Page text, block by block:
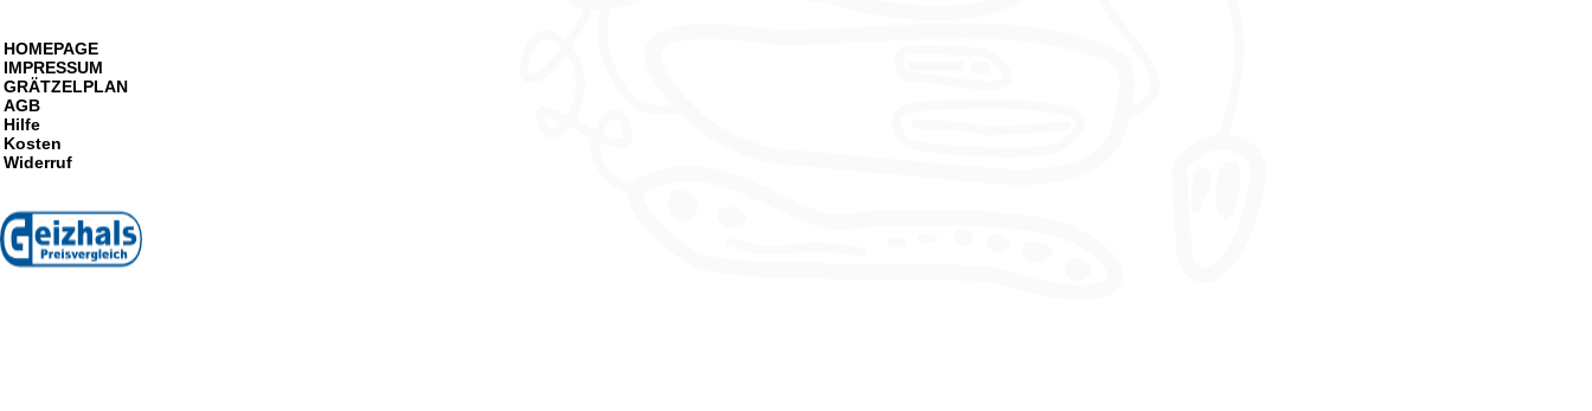
HOMEPAGE
IMPRESSUM
GRÄTZELPLAN
AGB
Hilfe
Kosten
Widerruf